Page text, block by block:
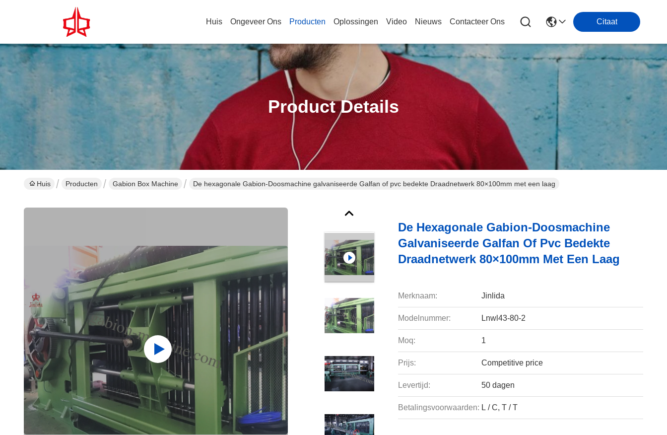
Huis Ongeveer Ons Producten Oplossingen Video Nieuws Contacteer Ons Citaat
Product Details
Huis Producten Gabion Box Machine De hexagonale Gabion-Doosmachine galvaniseerde Galfan of pvc bedekte Draadnetwerk 80×100mm met een laag
De Hexagonale Gabion-Doosmachine
Galvaniseerde Galfan Of Pvc Bedekte
Draadnetwerk 80×100mm Met Een Laag
Merknaam: Jinlida
Modelnummer: Lnwl43-80-2
Moq: 1
Prijs: Competitive price
Levertijd: 50 dagen
Betalingsvoorwaarden: L / C, T / T